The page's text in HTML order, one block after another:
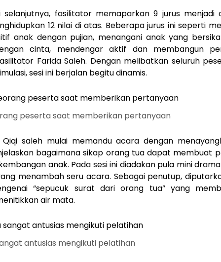
selanjutnya, fasilitator memaparkan 9 jurus menjadi
12 nilai di atas. Beberapa jurus ini seperti
anak dengan pujian, menangani anak yang
cinta, mendengar aktif dan membangun
Farida Saleh. Dengan melibatkan seluruh
sesi ini berjalan begitu dinamis.
peserta saat memberikan pertanyaan
Qiqi saleh mulai memandu acara dengan
bagaimana sikap orang tua dapat membuat
anak. Pada sesi ini diadakan pula mini
menambah seru acara. Sebagai penutup,
“sepucuk surat dari orang tua” yang
air mata.
antusias mengikuti pelatihan